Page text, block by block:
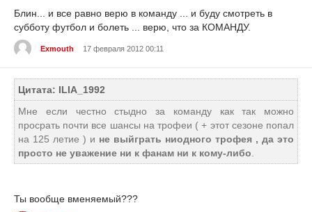
Блин... и все равно верю в команду ... и буду смотреть в
субботу футбол и болеть ... верю, что за КОМАНДУ.
Exmouth 17 февраля 2012 00:11
Цитата: ILIA_1992
Мне если честно стыдно за команду как так можно
просрать почти все шансы на трофеи ( + этот сезоне попал
на 125 летие ) и не выйграть ниодного трофея , да это
просто не уважение ни к фанам ни к кому-либо.
Ты вообще вменяемый???